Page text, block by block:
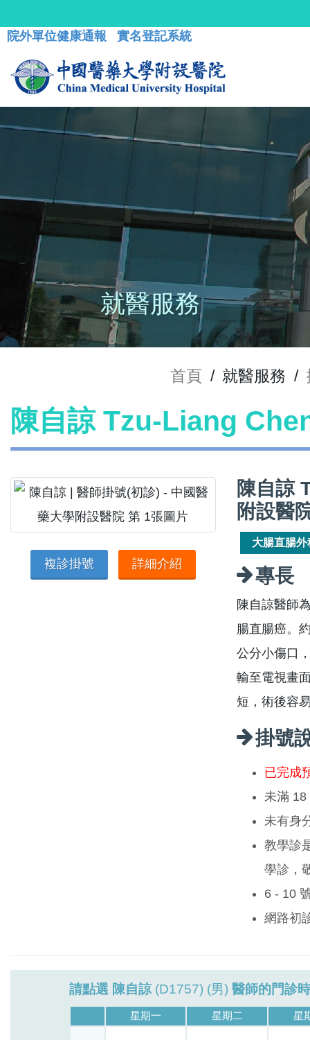
院外單位健康通報 實名登記系統
就醫服務
首頁 / 就醫服務 /
陳自諒 Tzu-Liang
複診掛號 詳細介紹
陳自諒
附設醫
大腸直腸外
專長
陳自諒醫師
腸直腸癌。
公分小傷口
輸至電視畫
短，術後容
掛號
已完成
未滿 18
未有身
教學診
學診，
6 - 10
網路初